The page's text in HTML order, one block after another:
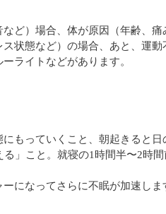
ど）場合、体が原因（年齢、痛
状態など）の場合、あと、運
ライトなどがあります。
もっていくこと、朝起きると
」こと。就寝の1時間半〜2時
になってさらに不眠が加速しま